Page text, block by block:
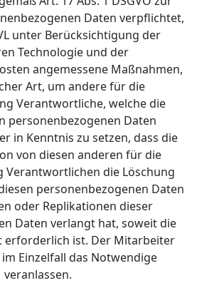
Daten verpflichtet,
unter Berücksichtigung der
Technologie und der
angemessene Maßnahmen,
Art, um andere für die
Verantwortliche, welche die
personenbezogenen Daten
in Kenntnis zu setzen, dass die
von diesen anderen für die
Verantwortlichen die Löschung
personenbezogenen Daten
oder Replikationen dieser
Daten verlangt hat, soweit die
erforderlich ist. Der Mitarbeiter
Einzelfall das Notwendige
veranlassen.